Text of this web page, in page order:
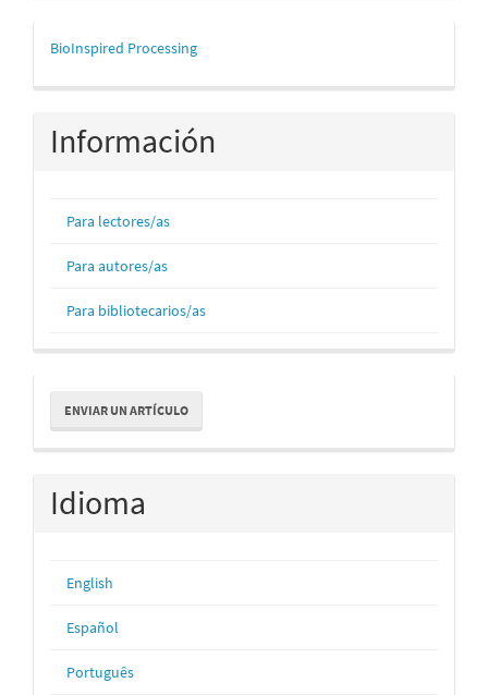
mascerca
BioInspired Processing
Información
Para lectores/as
Para autores/as
Para bibliotecarios/as
Enviar
un
artículo
ENVIAR UN ARTÍCULO
Idioma
English
Español
Português